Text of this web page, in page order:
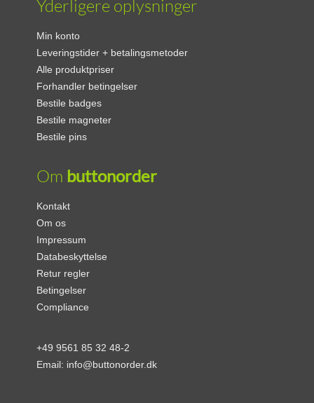
Yderligere oplysninger
Min konto
Leveringstider + betalingsmetoder
Alle produktpriser
Forhandler betingelser
Bestile badges
Bestile magneter
Bestile pins
Om buttonorder
Kontakt
Om os
Impressum
Databeskyttelse
Retur regler
Betingelser
Compliance
+49 9561 85 32 48-2
Email: info@buttonorder.dk